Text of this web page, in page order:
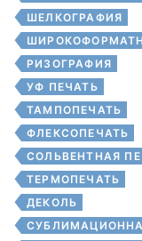
ШЕЛКОГРАФИЯ
РИЗОГРАФИЯ
УФ ПЕЧАТЬ
ТАМПОПЕЧАТЬ
ФЛЕКСОПЕЧАТЬ
СОЛЬВЕНТНАЯ
ТЕРМОПЕЧАТЬ
ДЕКОЛЬ